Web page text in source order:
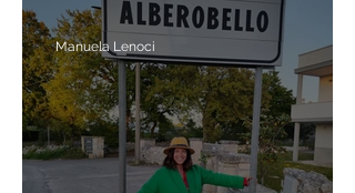
Manuela Lenoci